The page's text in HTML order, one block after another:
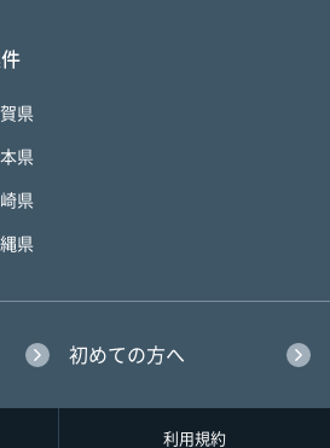
県
県
県
県
初めての方へ
利用規約